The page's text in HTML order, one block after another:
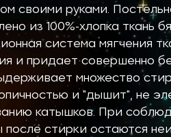
своими руками.
из 100%-хлопка ткань
система мягчения
и придает совершенно
множество
и "дышит", не
катышков. При
после стирки остаются